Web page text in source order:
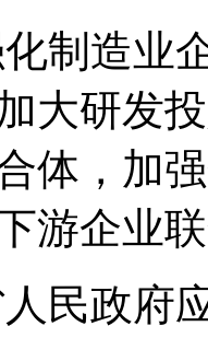
制造业
大研发
体，加
游企业
民政府